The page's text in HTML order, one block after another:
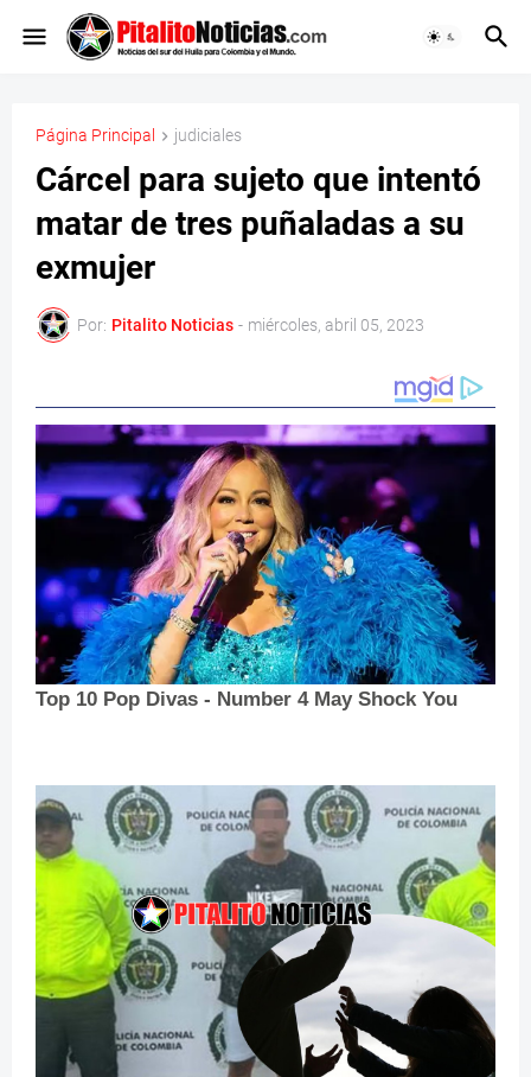
Página Principal judiciales
Cárcel para sujeto que intentó
matar de tres puñaladas a su
exmujer
Por: Pitalito Noticias - miércoles, abril 05, 2023